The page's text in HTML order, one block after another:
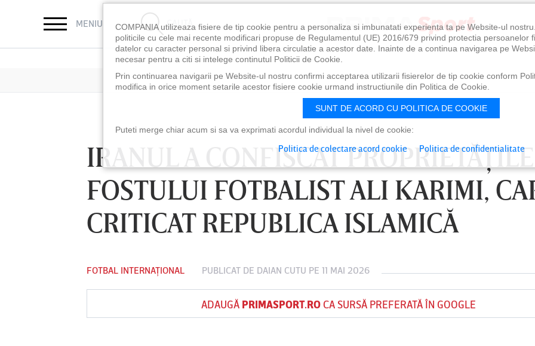
MENIU CAUTĂ
IRANUL A CONFISCAT PROPRIETĂŢILE
FOSTULUI FOTBALIST ALI KARIMI,
CRITICAT REPUBLICA ISLAMICĂ
FOTBAL INTERNAȚIONAL PUBLICAT DE DAIAN CUTU PE 11 MAI 2026
ADAUGĂ PRIMASPORT.ROCA SURSĂ PREFERATĂ ÎN GOOGLE
Vs Vs Vs
COMPANIA utilizeaza fisiere de tip cookie pentru a personaliza si imbunatati experienta ta pe Website-ul
politicile cu cele mai recente modificari propuse de Regulamentul (UE) 2016/679 privind protectia persoanelor
datelor cu caracter personal si privind libera circulatie a acestor date. Inainte de a continua navigarea pe
necesar pentru a citi si intelege continutul Politicii de Cookie.
Prin continuarea navigarii pe Website-ul nostru confirmi acceptarea utilizarii fisierelor de tip cookie conform
modifica in orice moment setarile acestor fisiere cookie urmand instructiunile din Politica de Cookie.
SUNT DE ACORD CU POLITICA DE COOKIE
Puteti merge chiar acum si sa va exprimati acordul individual la nivel de cookie:
Politica de colectare acord cookie Politica de confidentialitate